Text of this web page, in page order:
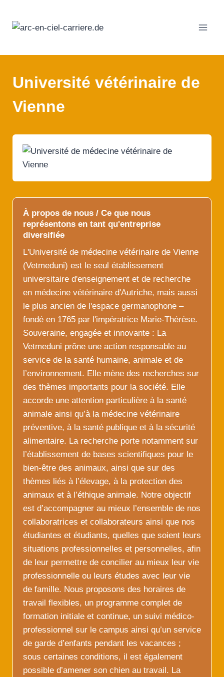
contenu
Université vétérinaire de
Vienne
À propos de nous / Ce que nous
représentons en tant qu'entreprise
diversifiée
L'Université de médecine vétérinaire de Vienne
(Vetmeduni) est le seul établissement
universitaire d'enseignement et de recherche
en médecine vétérinaire d'Autriche, mais aussi
le plus ancien de l'espace germanophone –
fondé en 1765 par l'impératrice Marie-Thérèse.
Souveraine, engagée et innovante : La
Vetmeduni prône une action responsable au
service de la santé humaine, animale et de
l’environnement. Elle mène des recherches sur
des thèmes importants pour la société. Elle
accorde une attention particulière à la santé
animale ainsi qu’à la médecine vétérinaire
préventive, à la santé publique et à la sécurité
alimentaire. La recherche porte notamment sur
l’établissement de bases scientifiques pour le
bien-être des animaux, ainsi que sur des
thèmes liés à l’élevage, à la protection des
animaux et à l’éthique animale. Notre objectif
est d’accompagner au mieux l’ensemble de nos
collaboratrices et collaborateurs ainsi que nos
étudiantes et étudiants, quelles que soient leurs
situations professionnelles et personnelles, afin
de leur permettre de concilier au mieux leur vie
professionnelle ou leurs études avec leur vie
de famille. Nous proposons des horaires de
travail flexibles, un programme complet de
formation initiale et continue, un suivi médico-
professionnel sur le campus ainsi qu’un service
de garde d’enfants pendant les vacances ;
sous certaines conditions, il est également
possible d’amener son chien au travail. La